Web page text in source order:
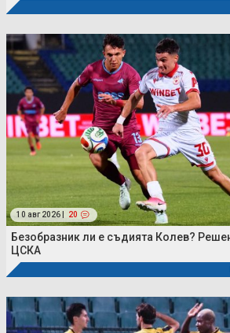
10 авг 2026 | 20
Безобразник ли е съдията Колев?
ЦСКА